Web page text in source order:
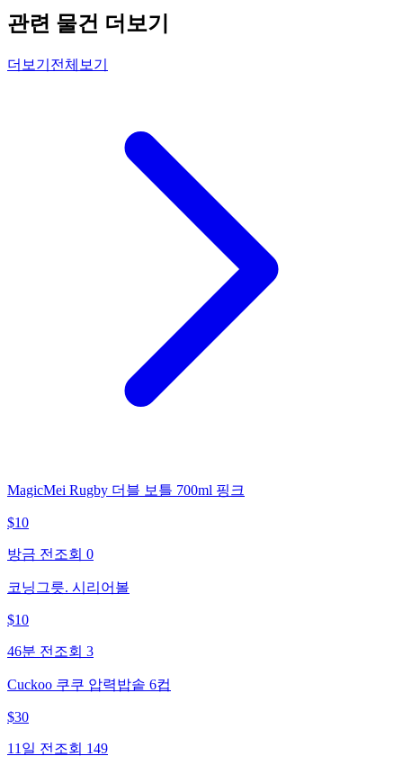
관련 물건 더보기
더보기 전체보기
MagicMei Rugby 더블 보틀 700ml 핑크
$10
방금 전 조회 0
코닝그릇. 시리어볼
$10
46분 전 조회 3
Cuckoo 쿠쿠 압력밥솥 6컵
$30
11일 전 조회 149